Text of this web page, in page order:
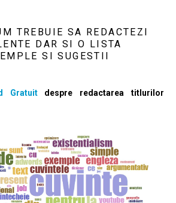
TREBUIE SA REDACTEZI
DAR SI O LISTA
SI SUGESTII
Gratuitdespre redactarea titlurilor